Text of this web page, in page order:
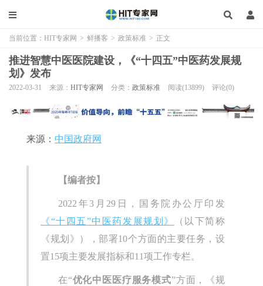
当前位置： HIT专家网 > 鲜播客 > 政策标准 > 正文
推进智慧中医医院建设，《“十四五”中医药发展规
划》发布
2022-03-31 来源： HIT专家网 分类： 政策标准 阅读(13899) 评论(0)
来源： 中国政府网
【编者按】
2022年3月29日，国务院办公厅印发
《“十四五”中医药发展规划》
（以下简称
《规划》），部署10个方面的主要任务，设
置15项主要发展指标和11项工作专栏。
在“优化中医医疗服务模式”方面，《规